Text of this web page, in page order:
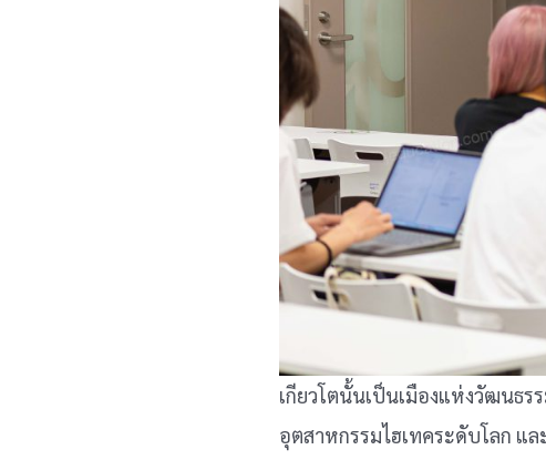
เกียวโตนั้นเป็นเมืองแห่งวัฒนธ
อุตสาหกรรมไฮเทคระดับโลก แ